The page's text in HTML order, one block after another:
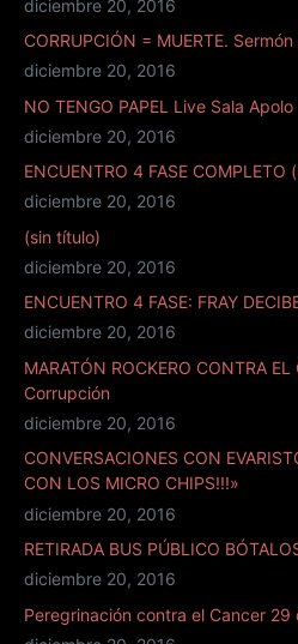
diciembre 20, 2016
CORRUPCIÓN = MUERTE.
diciembre 20, 2016
NO TENGO PAPEL Live Sala Apolo
diciembre 20, 2016
ENCUENTRO 4 FASE COMPLETO
diciembre 20, 2016
(sin título)
diciembre 20, 2016
ENCUENTRO 4 FASE: FRAY
diciembre 20, 2016
MARATÓN ROCKERO CONTRA
Corrupción
diciembre 20, 2016
CONVERSACIONES CON
CON LOS MICRO CHIPS!!!»
diciembre 20, 2016
RETIRADA BUS PÚBLICO
diciembre 20, 2016
Peregrinación contra el Cancer 29